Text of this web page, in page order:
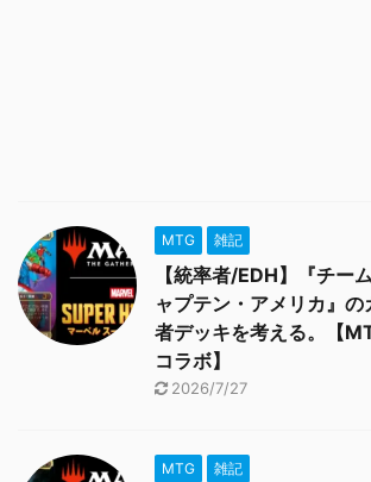
MTG 雑記
【統率者/EDH】『チー
ャプテン・アメリカ』
者デッキを考える。【
コラボ】
2026/7/27
MTG 雑記